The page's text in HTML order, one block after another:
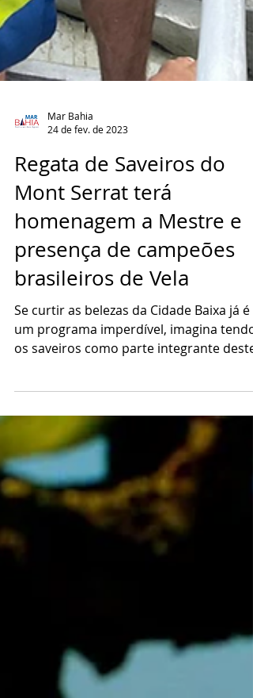
24 de fev. de 2023
Regata de Saveiros do
Mont Serrat terá
homenagem a Mestre e
presença de campeões
brasileiros de Vela
Se curtir as belezas da Cidade Baixa já é
um programa imperdível, imagina tendo